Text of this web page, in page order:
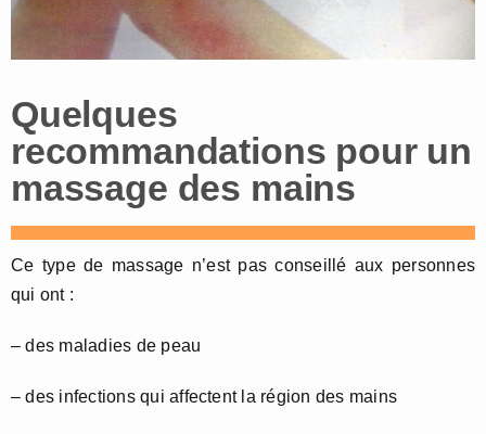
Quelques
recommandations pour un
massage des mains
Ce type de massage n’est pas conseillé aux personnes
qui ont :
– des maladies de peau
– des infections qui affectent la région des mains